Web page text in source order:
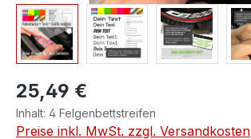
25,49 €
Inhalt: 4 Felgenbettstreifen
Preise inkl. MwSt. zzgl. Versandkosten